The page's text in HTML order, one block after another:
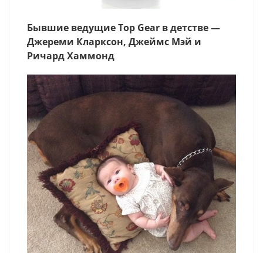
Бывшие ведущие Top Gear в детстве —
Джереми Кларксон, Джеймс Мэй и
Ричард Хаммонд